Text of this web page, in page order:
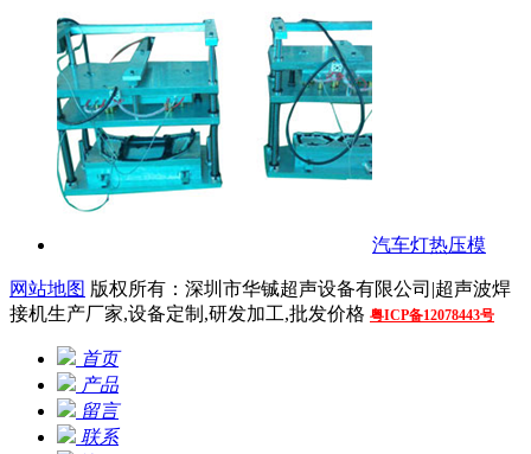
汽车灯热压模
网站地图 版权所有：深圳市华铖超声设备有限公司|超声波焊
接机生产厂家,设备定制,研发加工,批发价格 粤ICP备12078443号
首页
产品
留言
联系